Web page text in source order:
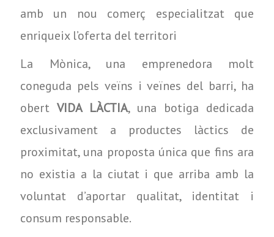
amb un nou comerç especialitzat que
enriqueix l’oferta del territori
La Mònica, una emprenedora molt
coneguda pels veïns i veïnes del barri, ha
obert VIDA LÀCTIA, una botiga dedicada
exclusivament a productes làctics de
proximitat, una proposta única que fins ara
no existia a la ciutat i que arriba amb la
voluntat d’aportar qualitat, identitat i
consum responsable.